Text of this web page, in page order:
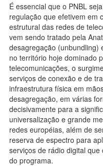
É essencial que o PNBL
regulação que efetivem em
estrutural das redes de
vem sendo tratado pela
desagregação (unbundling)
no território hoje dominado
telecomunicações, o
serviços de conexão e de
infraestrutura física em
desagregação, em várias
decisivamente para a
universalização e grande
redes européias, além de
reserva de espectro para
serviços de rádio digital
do programa.